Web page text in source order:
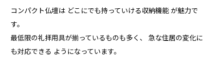
コンパクト仏壇は どこにでも持っていける収納機能 が魅力で
す。
最低限の礼拝用具が揃っているものも多く、 急な住居の変化に
も対応できる ようになっています。